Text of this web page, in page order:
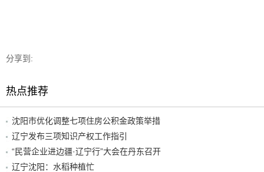
分享到:
热点推荐
沈阳市优化调整七项住房公积金政策举措
辽宁发布三项知识产权工作指引
“民营企业进边疆·辽宁行”大会在丹东召开
辽宁沈阳：水稻种植忙